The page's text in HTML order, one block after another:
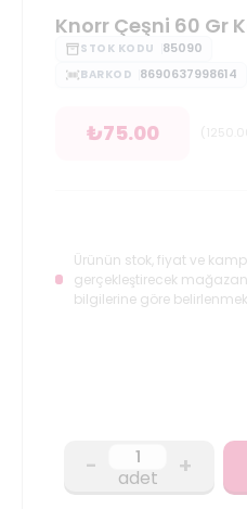
Knorr Çeşni 60 Gr
STOK KODU 85090
BARKOD 8690637998614
₺75.00
Ürünün stok, fiyat ve
gerçekleştirecek
bilgilerine göre
- adet +